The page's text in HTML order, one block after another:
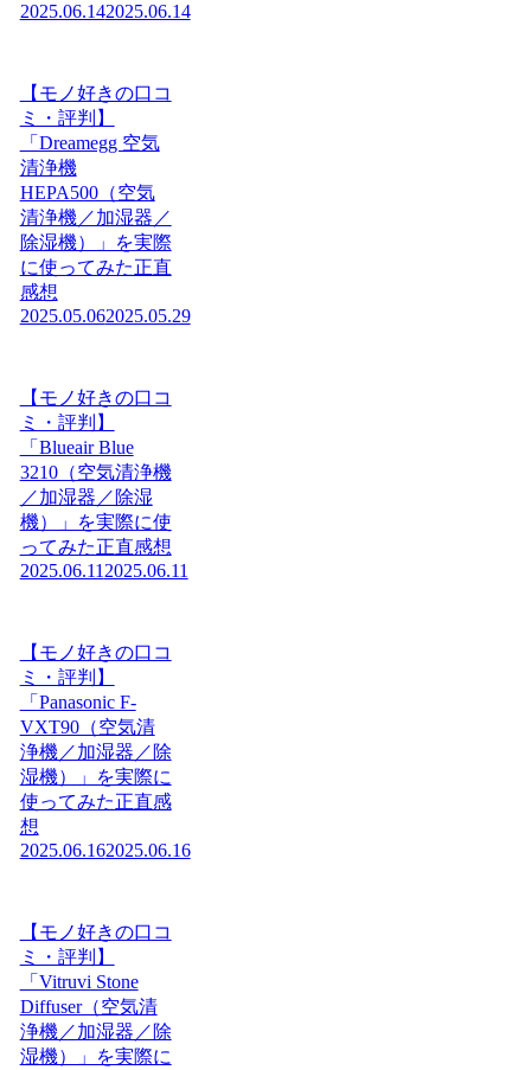
2025.06.142025.06.14
【モノ好きの口コ
ミ・評判】
「Dreamegg 空気
清浄機
HEPA500（空気
清浄機／加湿器／
除湿機）」を実際
に使ってみた正直
感想
2025.05.062025.05.29
【モノ好きの口コ
ミ・評判】
「Blueair Blue
3210（空気清浄機
／加湿器／除湿
機）」を実際に使
ってみた正直感想
2025.06.11 2025.06.11
【モノ好きの口コ
ミ・評判】
「Panasonic F-
VXT90（空気清
浄機／加湿器／除
湿機）」を実際に
使ってみた正直感
想
2025.06.162025.06.16
【モノ好きの口コ
ミ・評判】
「Vitruvi Stone
Diffuser（空気清
浄機／加湿器／除
湿機）」を実際に